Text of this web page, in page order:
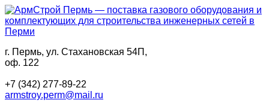
Перейти
к
содержимому
АрмСтрой
—
поставка
Поставки
газового
оборудования
г. Пермь, ул. Стахановская 54П,
оф. 122
+7 (342) 277-89-22
armstroy.perm@mail.ru